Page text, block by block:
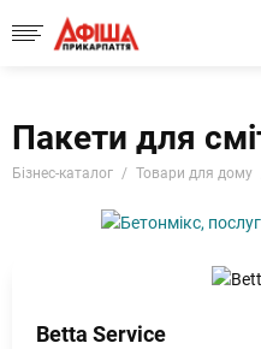
Пакети для
Бізнес-каталог Товари для дому
Betta Service